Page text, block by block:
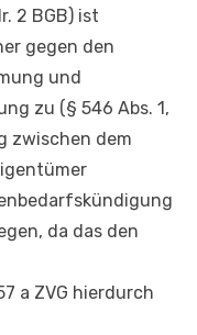
2 BGB) ist
gegen den
und
zu (§ 546 Abs. 1,
zwischen dem
da das den
a ZVG hierdurch